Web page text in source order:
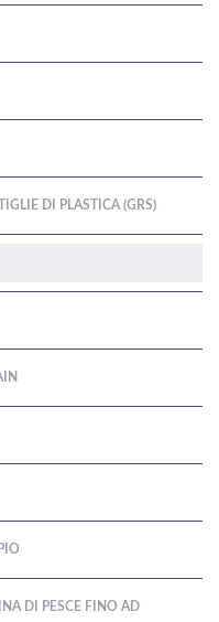
DI PLASTICA (GRS)
DI PESCE FINO AD